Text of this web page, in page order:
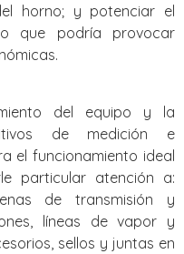
horno; y potenciar el
que podría provocar
del equipo y la
de medición e
el funcionamiento ideal
particular atención a:
de transmisión y
líneas de vapor y
sellos y juntas en